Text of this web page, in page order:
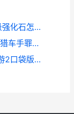
造梦西游3一级强化石 造梦西游3一级强化石怎么得
侠盗猎车手罪恶都市如何调中文 侠盗猎车手罪恶都市汉化版
大话西游2口袋版玩啥子职业 大话西游2口袋版能做职业吗